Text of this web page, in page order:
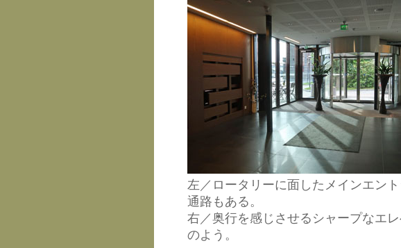
左／ロータリーに面したメインエン
通路もある。
右／奥行を感じさせるシャープなエ
のよう。